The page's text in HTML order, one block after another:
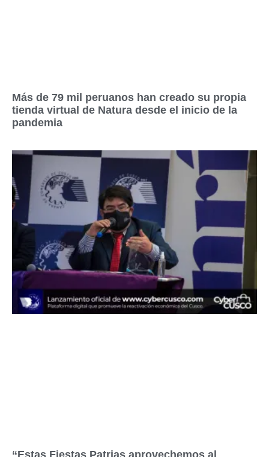
Más de 79 mil peruanos han creado su propia
tienda virtual de Natura desde el inicio de la
pandemia